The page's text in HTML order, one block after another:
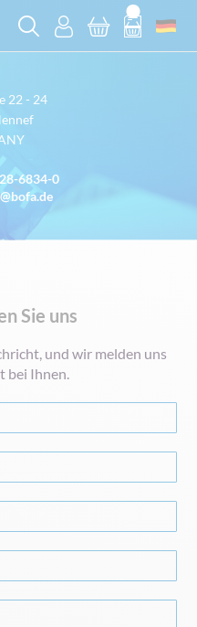
22 - 24
6834-0
Sie uns
und wir melden uns
bei Ihnen.